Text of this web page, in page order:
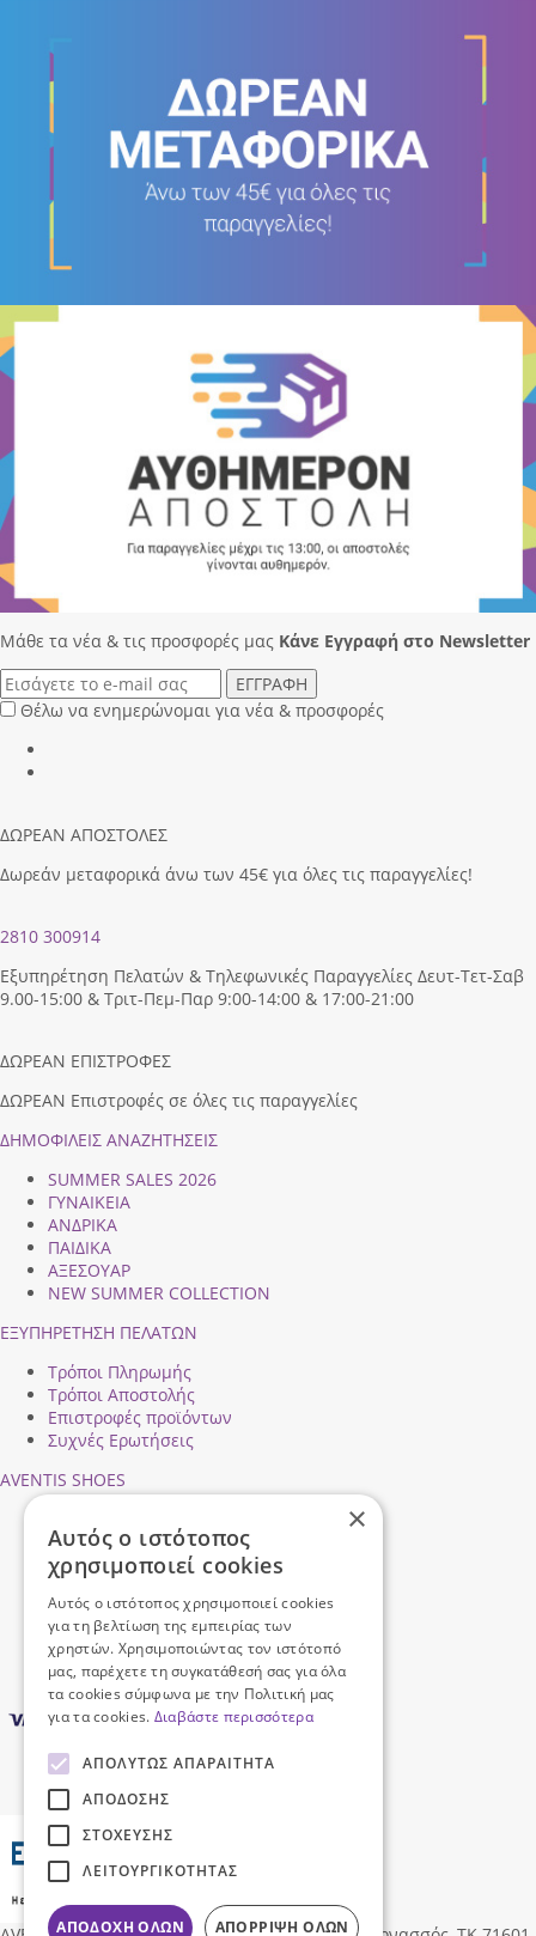
Μάθε τα νέα & τις προσφορές μας Κάνε Eγγραφή στο Newsletter
ΕΓΓΡΑΦΗ
Θέλω να ενημερώνομαι για νέα & προσφορές
ΔΩΡΕΑΝ ΑΠΟΣΤΟΛΕΣ
Δωρεάν μεταφορικά άνω των 45€ για όλες τις παραγγελίες!
2810 300914
Εξυπηρέτηση Πελατών & Τηλεφωνικές Παραγγελίες Δευτ-Τετ-Σαβ
9.00-15:00 & Τριτ-Πεμ-Παρ 9:00-14:00 & 17:00-21:00
ΔΩΡΕΑΝ ΕΠΙΣΤΡΟΦΕΣ
ΔΩΡΕΑΝ Επιστροφές σε όλες τις παραγγελίες
ΔΗΜΟΦΙΛEIΣ ΑΝΑΖΗΤΗΣΕΙΣ
SUMMER SALES 2026
ΓΥΝΑΙΚΕΙΑ
ΑΝΔΡΙΚΑ
ΠΑΙΔΙΚΑ
ΑΞΕΣΟΥΑΡ
NEW SUMMER COLLECTION
ΕΞΥΠΗΡΕΤΗΣΗ ΠΕΛΑΤΩΝ
Τρόποι Πληρωμής
Τρόποι Αποστολής
Επιστροφές προϊόντων
Συχνές Ερωτήσεις
AVENTIS SHOES
Ασφάλεια Συναλλαγών
Προσωπικά Δεδομένα
Όροι Χρήσης
×
Αυτός ο ιστότοπος
χρησιμοποιεί cookies
Αυτός ο ιστότοπος χρησιμοποιεί cookies
για τη βελτίωση της εμπειρίας των
χρηστών. Χρησιμοποιώντας τον ιστότοπό
μας, παρέχετε τη συγκατάθεσή σας για όλα
τα cookies σύμφωνα με την Πολιτική μας
για τα cookies. Διαβάστε περισσότερα
ΑΠΟΛΎΤΩΣ ΑΠΑΡΑΊΤΗΤΑ
ΑΠΌΔΟΣΗΣ
ΣΤΌΧΕΥΣΗΣ
ΛΕΙΤΟΥΡΓΙΚΌΤΗΤΑΣ
ΑΠΟΔΟΧΉ ΌΛΩΝ ΑΠΌΡΡΙΨΗ ΌΛΩΝ